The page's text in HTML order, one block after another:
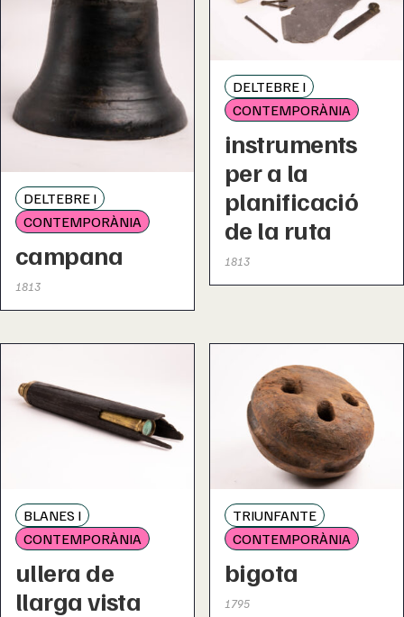
DELTEBRE I
CONTEMPORÀNIA
campana
1813
DELTEBRE I
CONTEMPORÀNIA
instruments
per a la
planificació
de la ruta
1813
BLANES I
CONTEMPORÀNIA
ullera de
llarga vista
TRIUNFANTE
CONTEMPORÀNIA
bigota
1795